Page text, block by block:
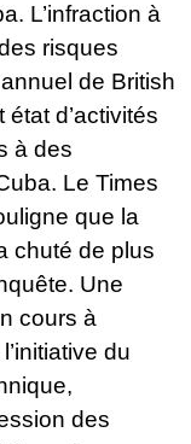
L’infraction à
risques
de British
d’activités
à des
Le Times
que la
chuté de plus
Une
cours à
du
des